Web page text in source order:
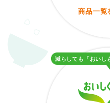
商品一覧
減らしても「おいし